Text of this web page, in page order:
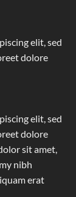
elit, sed
dolore
elit, sed
dolore
sit amet,
nibh
erat